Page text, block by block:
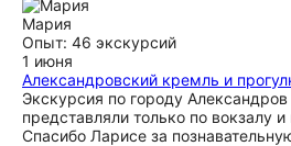
Мария
Опыт: 46 экскурсий
1 июня
Александровский кремль и
Экскурсия по городу
представляли только по вокзалу
Спасибо Ларисе за